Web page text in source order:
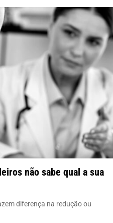
não sabe qual a sua
diferença na redução ou